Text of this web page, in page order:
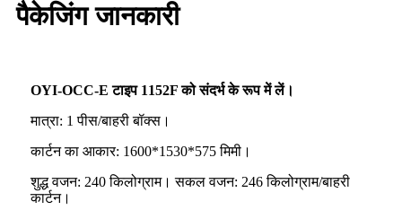
पैकेजिंग जानकारी
OYI-OCC-E टाइप 1152F को संदर्भ के रूप में लें।
मात्रा: 1 पीस/बाहरी बॉक्स।
कार्टन का आकार: 1600*1530*575 मिमी।
शुद्ध वजन: 240 किलोग्राम। सकल वजन: 246 किलोग्राम/बाहरी
कार्टन।